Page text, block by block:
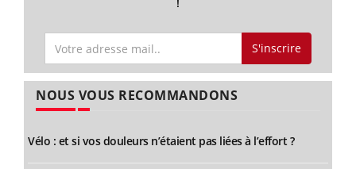
S'inscrire
NOUS VOUS RECOMMANDONS
Vélo : et si vos douleurs n’étaient pas liées à l’effort ?